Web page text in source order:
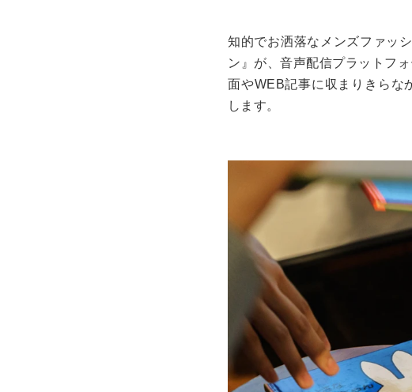
知的でお洒落なメンズファッ
ン』が、音声配信プラットフ
面やWEB記事に収まりきらな
します。